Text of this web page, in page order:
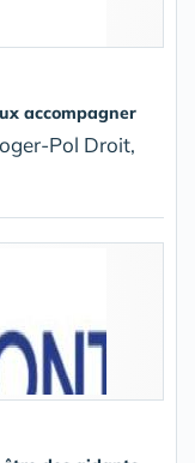
accompagner
Pol Droit,